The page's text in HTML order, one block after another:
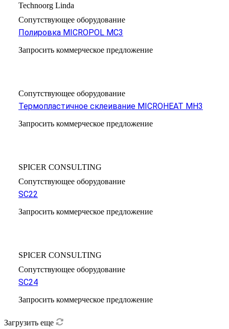
Technoorg Linda
Сопутствующее оборудование
Полировка MICROPOL MC3
Запросить коммерческое предложение
Сопутствующее оборудование
Термопластичное склеивание MICROHEAT MH3
Запросить коммерческое предложение
SPICER CONSULTING
Сопутствующее оборудование
SC22
Запросить коммерческое предложение
SPICER CONSULTING
Сопутствующее оборудование
SC24
Запросить коммерческое предложение
Загрузить еще